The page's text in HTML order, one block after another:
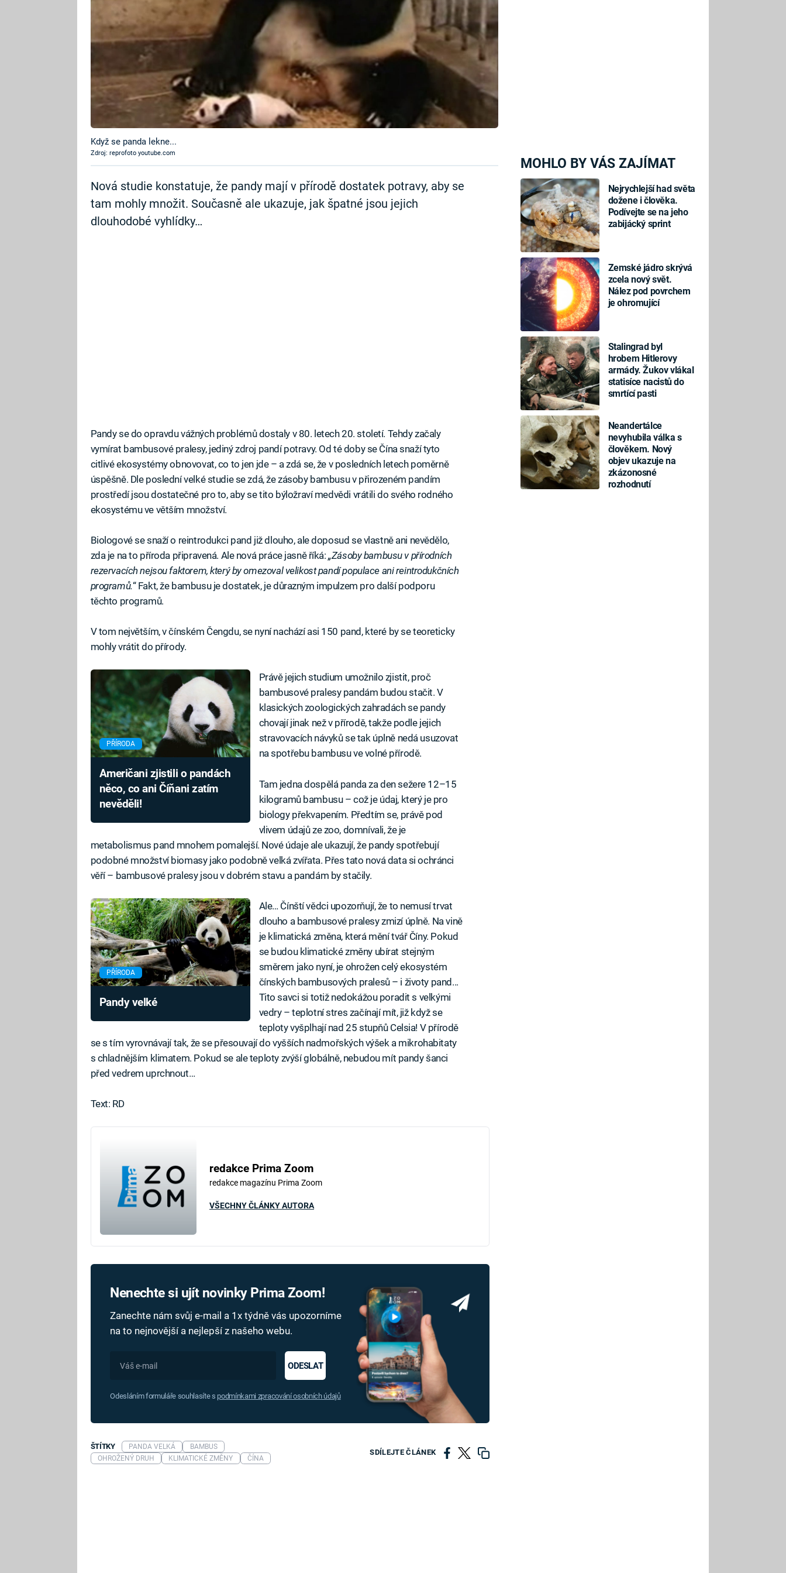
MOHLO BY VÁS ZAJÍMAT
Nejrychlejší had světa
dožene i člověka.
Podívejte se na jeho
zabijácký sprint
Zemské jádro skrývá
zcela nový svět.
Nález pod povrchem
je ohromující
Stalingrad byl
hrobem Hitlerovy
armády. Žukov vlákal
statisíce nacistů do
smrtící pasti
Neandertálce
nevyhubila válka s
člověkem. Nový
objev ukazuje na
zkázonosné
rozhodnutí
Když se panda lekne...
Zdroj: reprofoto youtube.com
Nová studie konstatuje, že pandy mají v přírodě dostatek potravy, aby se
tam mohly množit. Současně ale ukazuje, jak špatné jsou jejich
dlouhodobé vyhlídky…
Pandy se do opravdu vážných problémů dostaly v 80. letech 20. století. Tehdy začaly
vymírat bambusové pralesy, jediný zdroj pandí potravy. Od té doby se Čína snaží tyto
citlivé ekosystémy obnovovat, co to jen jde – a zdá se, že v posledních letech poměrně
úspěšně. Dle poslední velké studie se zdá, že zásoby bambusu v přirozeném pandím
prostředí jsou dostatečné pro to, aby se tito býložraví medvědi vrátili do svého rodného
ekosystému ve větším množství.
Biologové se snaží o reintrodukci pand již dlouho, ale doposud se vlastně ani nevědělo,
zda je na to příroda připravená. Ale nová práce jasně říká:„Zásoby bambusu v přírodních
rezervacích nejsou faktorem, který by omezoval velikost pandí populace ani reintrodukčních
programů.“ Fakt, že bambusu je dostatek, je důrazným impulzem pro další podporu
těchto programů.
V tom největším, v čínském Čengdu, se nyní nachází asi 150 pand, které by se teoreticky
mohly vrátit do přírody.
PŘÍRODA
Američani zjistili o pandách
něco, co ani Číňani zatím
nevěděli!
Právě jejich studium umožnilo zjistit, proč
bambusové pralesy pandám budou stačit. V
klasických zoologických zahradách se pandy
chovají jinak než v přírodě, takže podle jejich
stravovacích návyků se tak úplně nedá usuzovat
na spotřebu bambusu ve volné přírodě.
Tam jedna dospělá panda za den sežere 12–15
kilogramů bambusu – což je údaj, který je pro
biology překvapením. Předtím se, právě pod
vlivem údajů ze zoo, domnívali, že je
metabolismus pand mnohem pomalejší. Nové údaje ale ukazují, že pandy spotřebují
podobné množství biomasy jako podobně velká zvířata. Přes tato nová data si ochránci
věří – bambusové pralesy jsou v dobrém stavu a pandám by stačily.
PŘÍRODA
Pandy velké
Ale… Čínští vědci upozorňují, že to nemusí trvat
dlouho a bambusové pralesy zmizí úplně. Na vině
je klimatická změna, která mění tvář Číny. Pokud
se budou klimatické změny ubírat stejným
směrem jako nyní, je ohrožen celý ekosystém
čínských bambusových pralesů – i životy pand...
Tito savci si totiž nedokážou poradit s velkými
vedry – teplotní stres začínají mít, již když se
teploty vyšplhají nad 25 stupňů Celsia! V přírodě
se s tím vyrovnávají tak, že se přesouvají do vyšších nadmořských výšek a mikrohabitaty
s chladnějším klimatem. Pokud se ale teploty zvýší globálně, nebudou mít pandy šanci
před vedrem uprchnout…
Text: RD
redakce Prima Zoom
redakce magazínu Prima Zoom
VŠECHNY ČLÁNKY AUTORA
Nenechte si ujít novinky Prima Zoom!
Zanechte nám svůj e-mail a 1x týdně vás upozorníme
na to nejnovější a nejlepší z našeho webu.
ODESLAT
Odesláním formuláře souhlasíte s podmínkami zpracování osobních údajů
SDÍLEJTE ČLÁNEK
ŠTÍTKY PANDA VELKÁ
BAMBUS
OHROŽENÝ DRUH
KLIMATICKÉ ZMĚNY ČÍNA